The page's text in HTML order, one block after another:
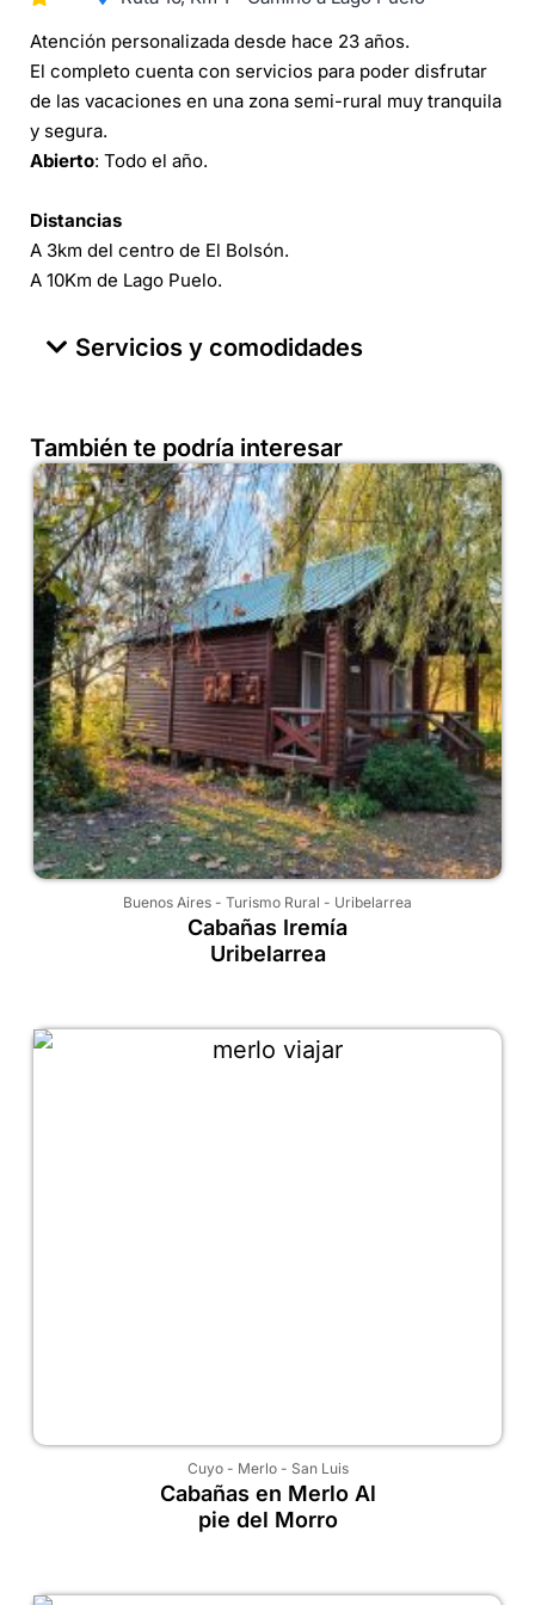
Atención personalizada desde hace 23 años.
El completo cuenta con servicios para poder disfrutar
de las vacaciones en una zona semi-rural muy tranquila
y segura.
Abierto: Todo el año.
Distancias
A 3km del centro de El Bolsón.
A 10Km de Lago Puelo.
Servicios y comodidades
También te podría interesar
Buenos Aires - Turismo Rural - Uribelarrea
Cabañas Iremía
Uribelarrea
Cuyo- Merlo- San Luis
Cabañas en Merlo Al
pie del Morro